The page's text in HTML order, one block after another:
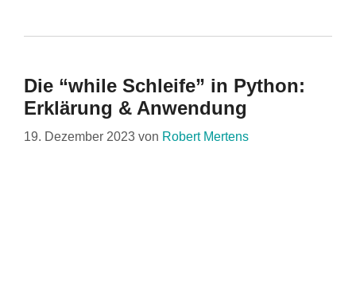
Die “while Schleife” in Python:
Erklärung & Anwendung
19. Dezember 2023 von Robert Mertens